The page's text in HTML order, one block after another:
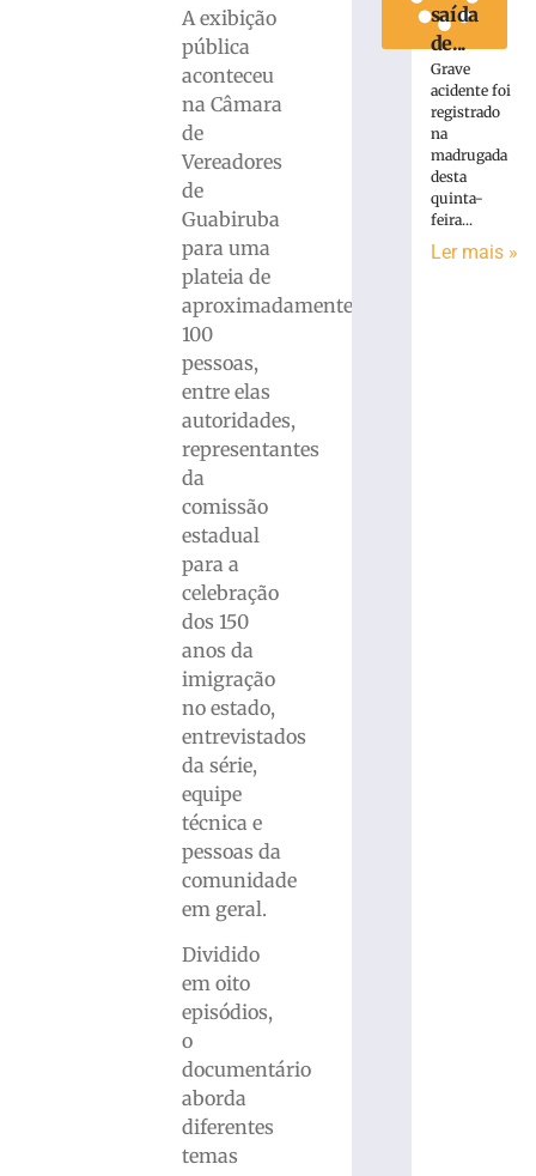
A exibição
pública
aconteceu
na Câmara
de
Vereadores
de
Guabiruba
para uma
plateia de
aproximadamente
100
pessoas,
entre elas
autoridades,
representantes
da
comissão
estadual
para a
celebração
dos 150
anos da
imigração
no estado,
entrevistados
da série,
equipe
técnica e
pessoas da
comunidade
em geral.
Dividido
em oito
episódios,
o
documentário
aborda
diferentes
temas
saída
de...
Grave
acidente foi
registrado
na
madrugada
desta
quinta-
feira...
Ler mais »